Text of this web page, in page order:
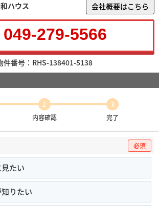
ハウス
会社概要はこちら
049-279-5566
件番号：RHS-138401-5138
2
内容確認
3
完了
必須
たい
りたい